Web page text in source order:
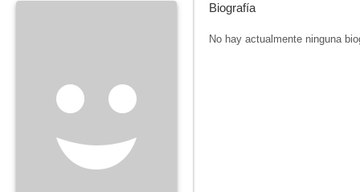
Biografía
No hay actualmente ninguna